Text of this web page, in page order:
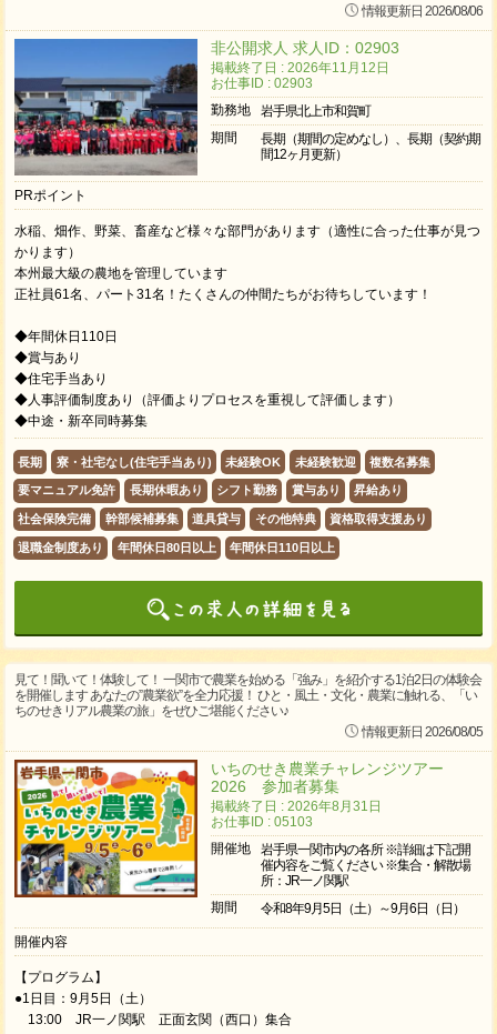
情報更新日 2026/08/06
非公開求人 求人ID：02903
掲載終了日 : 2026年11月12日
お仕事ID : 02903
勤務地
岩手県北上市和賀町
期間
長期（期間の定めなし）、長期（契約期
間12ヶ月更新）
PRポイント
水稲、畑作、野菜、畜産など様々な部門があります（適性に合った仕事が見つ
かります）
本州最大級の農地を管理しています
正社員61名、パート31名！たくさんの仲間たちがお待ちしています！
◆年間休日110日
◆賞与あり
◆住宅手当あり
◆人事評価制度あり（評価よりプロセスを重視して評価します）
◆中途・新卒同時募集
長期 寮・社宅なし(住宅手当あり) 未経験OK 未経験歓迎 複数名募集
要マニュアル免許 長期休暇あり シフト勤務 賞与あり 昇給あり
社会保険完備 幹部候補募集 道具貸与 その他特典 資格取得支援あり
退職金制度あり 年間休日80日以上 年間休日110日以上
見て！聞いて！体験して！ 一関市で農業を始める「強み」を紹介する1泊2日の体験会
を開催します あなたの”農業欲”を全力応援！ ひと・風土・文化・農業に触れる、「い
ちのせきリアル農業の旅」をぜひご堪能ください♪
情報更新日 2026/08/05
いちのせき農業チャレンジツアー
2026 参加者募集
掲載終了日 : 2026年8月31日
お仕事ID : 05103
開催地
岩手県一関市内の各所 ※詳細は下記開
催内容をご覧ください ※集合・解散場
所：JR一ノ関駅
期間
令和8年9月5日（土）～9月6日（日）
開催内容
【プログラム】
●1日目：9月5日（土）
13:00 JR一ノ関駅 正面玄関（西口）集合